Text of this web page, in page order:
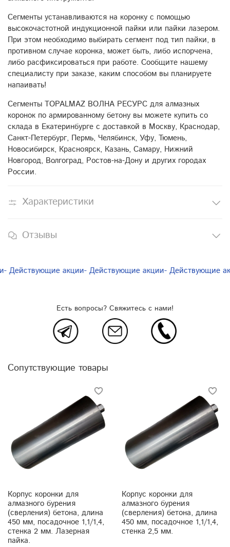
Сегменты устанавливаются на коронку с помощью
высокочастотной индукционной пайки или пайки лазером.
При этом необходимо выбирать сегмент под тип пайки, в
противном случае коронка, может быть, либо испорчена,
либо расфиксироваться при работе. Сообщите нашему
специалисту при заказе, каким способом вы планируете
напаивать!
Сегменты TOPALMAZ ВОЛНА РЕСУРС для алмазных
коронок по армированному бетону вы можете купить со
склада в Екатеринбурге с доставкой в Москву, Краснодар,
Санкт-Петербург, Пермь, Челябинск, Уфу, Тюмень,
Новосибирск, Красноярск, Казань, Самару, Нижний
Новгород, Волгоград, Ростов-на-Дону и других городах
России.
Характеристики
Отзывы
акции- Действующие акции- Действующие
Есть вопросы? Свяжитесь с нами!
Сопутствующие товары
Корпус коронки для
алмазного бурения
(сверления) бетона, длина
450 мм, посадочное 1,1/1,4,
стенка 2 мм. Лазерная
пайка.
Корпус коронки для
алмазного бурения
(сверления) бетона, длина
450 мм, посадочное 1,1/1,4,
стенка 2,5 мм.